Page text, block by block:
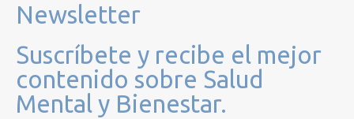
Newsletter
Suscríbete y recibe el mejor
contenido sobre Salud
Mental y Bienestar.